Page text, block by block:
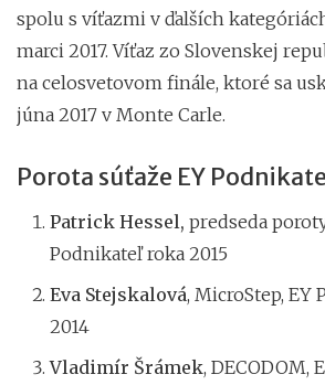
spolu s víťazmi v ďalších
marci 2017. Víťaz zo Slovenskej
na celosvetovom finále, ktoré sa
júna 2017 v Monte Carle.
Porota súťaže EY
Patrick Hessel, predseda
Podnikateľ roka 2015
Eva Stejskalová, MicroStep, EY
2014
Vladimír Šrámek, DECODOM,